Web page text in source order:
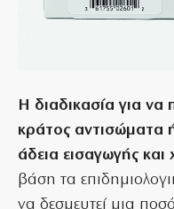
Η διαδικασία για να
κράτος αντισώματα
άδεια εισαγωγής
βάση τα
να δεσμευτεί μια